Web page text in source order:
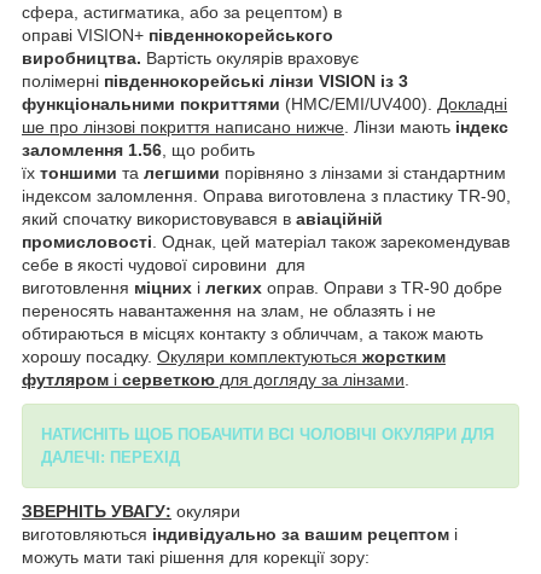
сфера, астигматика, або за рецептом) в
оправі VISION+ південнокорейського
виробництва. Вартість окулярів враховує
полімерні південнокорейські лінзи VISION із 3
функціональними покриттями (HMC/EMI/UV400). Докладні
ше про лінзові покриття написано нижче . Лінзи мають індекс
заломлення 1.56 , що робить
їх тоншими та легшими порівняно з лінзами зі стандартним
індексом заломлення. Оправа виготовлена з пластику TR-90,
який спочатку використовувався в авіаційній
промисловості . Однак, цей матеріал також зарекомендував
себе в якості чудової сировини для
виготовлення міцних і легких оправ. Оправи з TR-90 добре
переносять навантаження на злам, не облазять і не
обтираються в місцях контакту з обличчам, а також мають
хорошу посадку. Окуляри комплектуються жорстким
футляром і серветкою для догляду за лінзами
НАТИСНІТЬ ЩОБ ПОБАЧИТИ ВСІ ЧОЛОВІЧІ ОКУЛЯРИ ДЛЯ
ДАЛЕЧІ: ПЕРЕХІД
ЗВЕРНІТЬ УВАГУ: окуляри
виготовляються індивідуально за вашим рецептом і
можуть мати такі рішення для корекції зору: